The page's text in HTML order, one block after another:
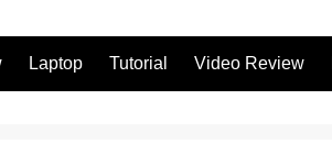
Laptop Tutorial Video Review